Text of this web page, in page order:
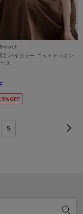
】バイカラー ニットドッキン
ス
5%OFF
5